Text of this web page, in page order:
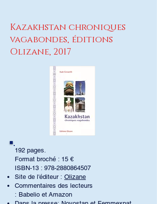
Kazakhstan chroniques
vagabondes, éditions
Olizane, 2017
192 pages.
Format broché : 15 €
ISBN-13 : 978-2880864507
Site de l'éditeur : Olizane
​Commentaires des lecteurs
: Babelio et Amazon